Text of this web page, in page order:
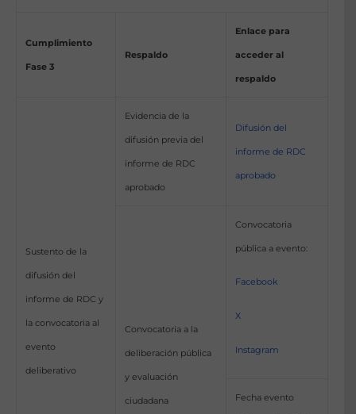
Cumplimiento
Fase 3
Respaldo
Enlace para
acceder al
respaldo
Sustento de la
difusión del
informe de RDC y
la convocatoria al
evento
deliberativo
Evidencia de la
difusión previa del
informe de RDC
aprobado
Difusión del
informe de RDC
aprobado
Convocatoria a la
deliberación pública
y evaluación
ciudadana
Convocatoria
pública a evento:
Facebook
X
Instagram
Fecha evento